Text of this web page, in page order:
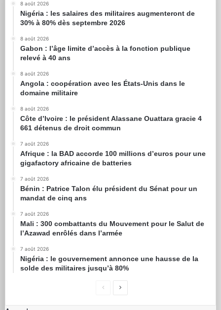
8 août 2026
Nigéria : les salaires des militaires augmenteront de
30% à 80% dès septembre 2026
8 août 2026
Gabon : l’âge limite d’accès à la fonction publique
relevé à 40 ans
8 août 2026
Angola : coopération avec les États-Unis dans le
domaine militaire
8 août 2026
Côte d’Ivoire : le président Alassane Ouattara gracie 4
661 détenus de droit commun
7 août 2026
Afrique : la BAD accorde 100 millions d’euros pour une
gigafactory africaine de batteries
7 août 2026
Bénin : Patrice Talon élu président du Sénat pour un
mandat de cinq ans
7 août 2026
Mali : 300 combattants du Mouvement pour le Salut de
l’Azawad enrôlés dans l’armée
7 août 2026
Nigéria : le gouvernement annonce une hausse de la
solde des militaires jusqu’à 80%